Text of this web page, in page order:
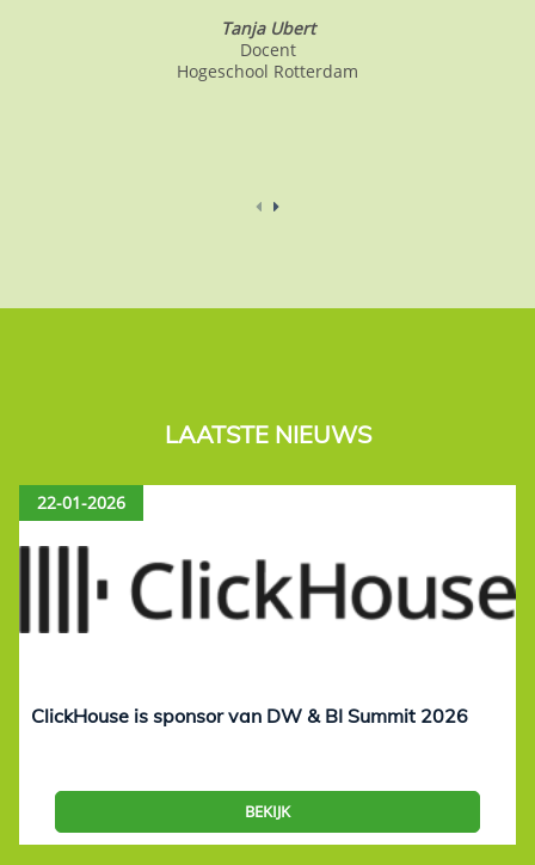
Tanja Ubert
Docent
Hogeschool Rotterdam
LAATSTE NIEUWS
22-01-2026
ClickHouse is sponsor van DW & BI Summit 2026
BEKIJK